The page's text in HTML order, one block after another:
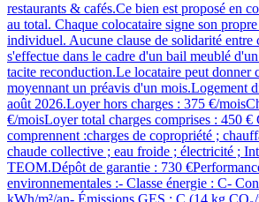
restaurants & cafés.Ce bien est proposé en
au total. Chaque colocataire signe son
individuel. Aucune clause de solidarité entre
s'effectue dans le cadre d'un bail meublé
tacite reconduction.Le locataire peut donner
moyennant un préavis d'un mois.Logement
août 2026.Loyer hors charges : 375 €/
€/moisLoyer total charges comprises : 450 €
comprennent :charges de copropriété ;
chaude collective ; eau froide ; électricité ;
TEOM.Dépôt de garantie : 730
environnementales :- Classe énergie : C-
kWh/m²/an- Émissions GES : C (14 kg